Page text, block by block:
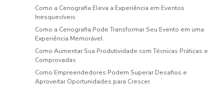
Como a Cenografia Eleva a Experiência em Eventos
Inesquecíveis
Como a Cenografia Pode Transformar Seu Evento em uma
Experiência Memorável
Como Aumentar Sua Produtividade com Técnicas Práticas e
Comprovadas
Como Empreendedores Podem Superar Desafios e
Aproveitar Oportunidades para Crescer